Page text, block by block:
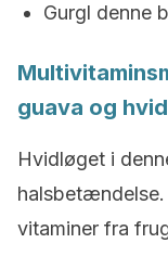
Gurgl denne
guava og
Hvidløget i
vitaminer fra